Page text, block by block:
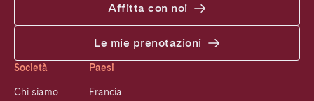
Affitta con noi
Le mie prenotazioni
Società
Chi siamo
Paesi
Francia